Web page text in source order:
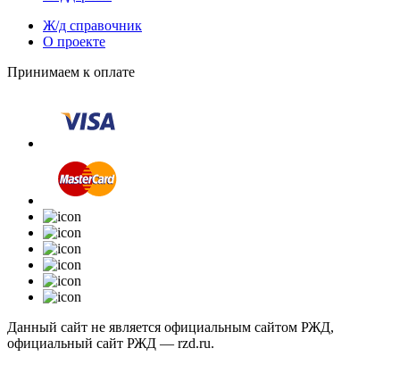
Ж/д справочник
О проекте
Принимаем к оплате
Данный сайт не является официальным сайтом РЖД,
официальный сайт РЖД — rzd.ru.